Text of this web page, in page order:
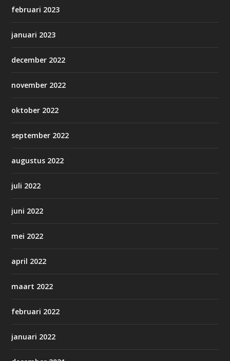
februari 2023
januari 2023
december 2022
november 2022
oktober 2022
september 2022
augustus 2022
juli 2022
juni 2022
mei 2022
april 2022
maart 2022
februari 2022
januari 2022